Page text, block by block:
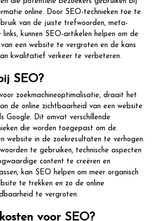
online. Door SEO-technieken toe te
van de juiste trefwoorden, meta-
kunnen SEO-artikelen helpen om de
een website te vergroten en de kans
kwalitatief verkeer te verbeteren.
SEO?
zoekmachineoptimalisatie, draait het
de online zichtbaarheid van een website
Google. Dit omvat verschillende
die worden toegepast om de
website in de zoekresultaten te verhogen.
te gebruiken, technische aspecten
content te creëren en
kan SEO helpen om meer organisch
te trekken en zo de online
te vergroten.
voor SEO?